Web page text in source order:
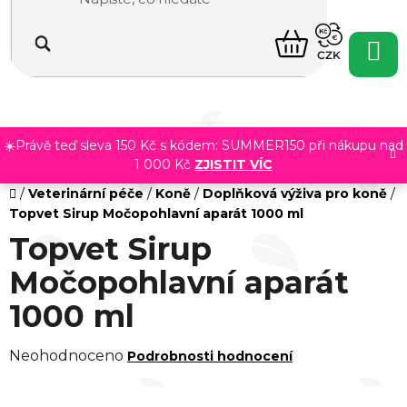
obsah
☀️Právě teď sleva 150 Kč s kódem: SUMMER150 při nákupu nad
1 000 Kč ZJISTIT VÍC
NÁKUPNÍ
KOŠÍK
CZK
Domů
/ Veterinární péče / Koně / Doplňková výživa pro koně /
Topvet Sirup Močopohlavní aparát 1000 ml
Topvet Sirup
Močopohlavní aparát
1000 ml
Průměrné
Neohodnoceno Podrobnosti hodnocení